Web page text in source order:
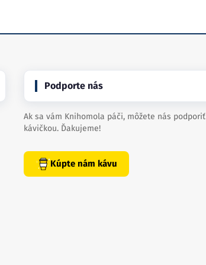
Podporte nás
Ak sa vám Knihomola páči, môžete nás podporiť
kávičkou. Ďakujeme!
Kúpte nám kávu